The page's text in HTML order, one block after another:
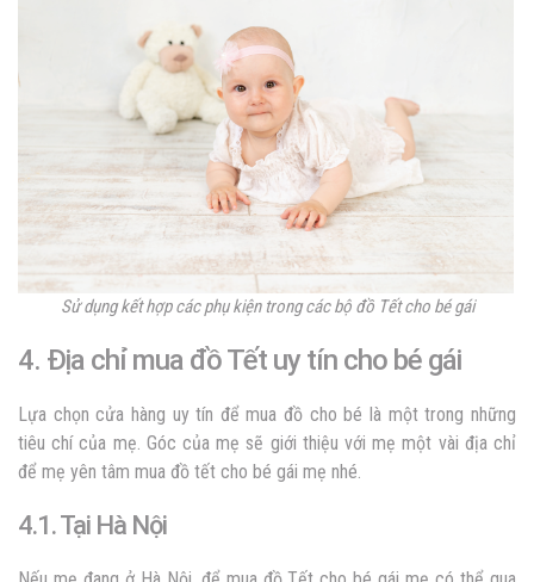
Sử dụng kết hợp các phụ kiện trong các bộ đồ Tết cho bé gái
4. Địa chỉ mua đồ Tết uy tín cho bé gái
Lựa chọn cửa hàng uy tín để mua đồ cho bé là một trong những
tiêu chí của mẹ. Góc của mẹ sẽ giới thiệu với mẹ một vài địa chỉ
để mẹ yên tâm mua đồ tết cho bé gái mẹ nhé.
4.1. Tại Hà Nội